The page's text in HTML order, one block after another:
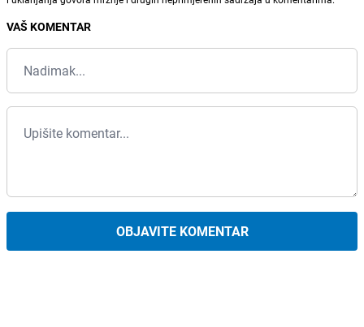
VAŠ KOMENTAR
OBJAVITE KOMENTAR